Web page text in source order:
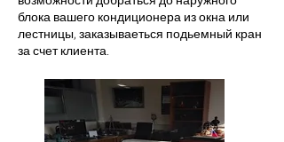
блока вашего кондиционера из окна или
лестницы, заказываеться подьемный кран
за счет клиента.